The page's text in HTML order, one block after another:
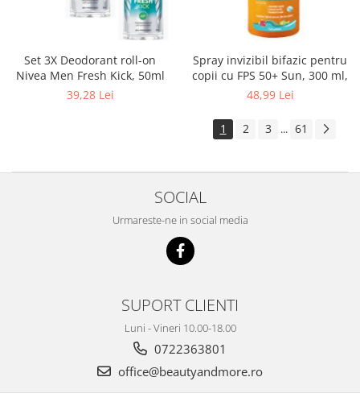
Set 3X Deodorant roll-on
Nivea Men Fresh Kick, 50ml
39,28 Lei
Spray invizibil bifazic pentru
copii cu FPS 50+ Sun, 300 ml,
48,99 Lei
1 2 3 ... 61
SOCIAL
Urmareste-ne in social media
SUPORT CLIENTI
Luni - Vineri 10.00-18.00
0722363801
office@beautyandmore.ro